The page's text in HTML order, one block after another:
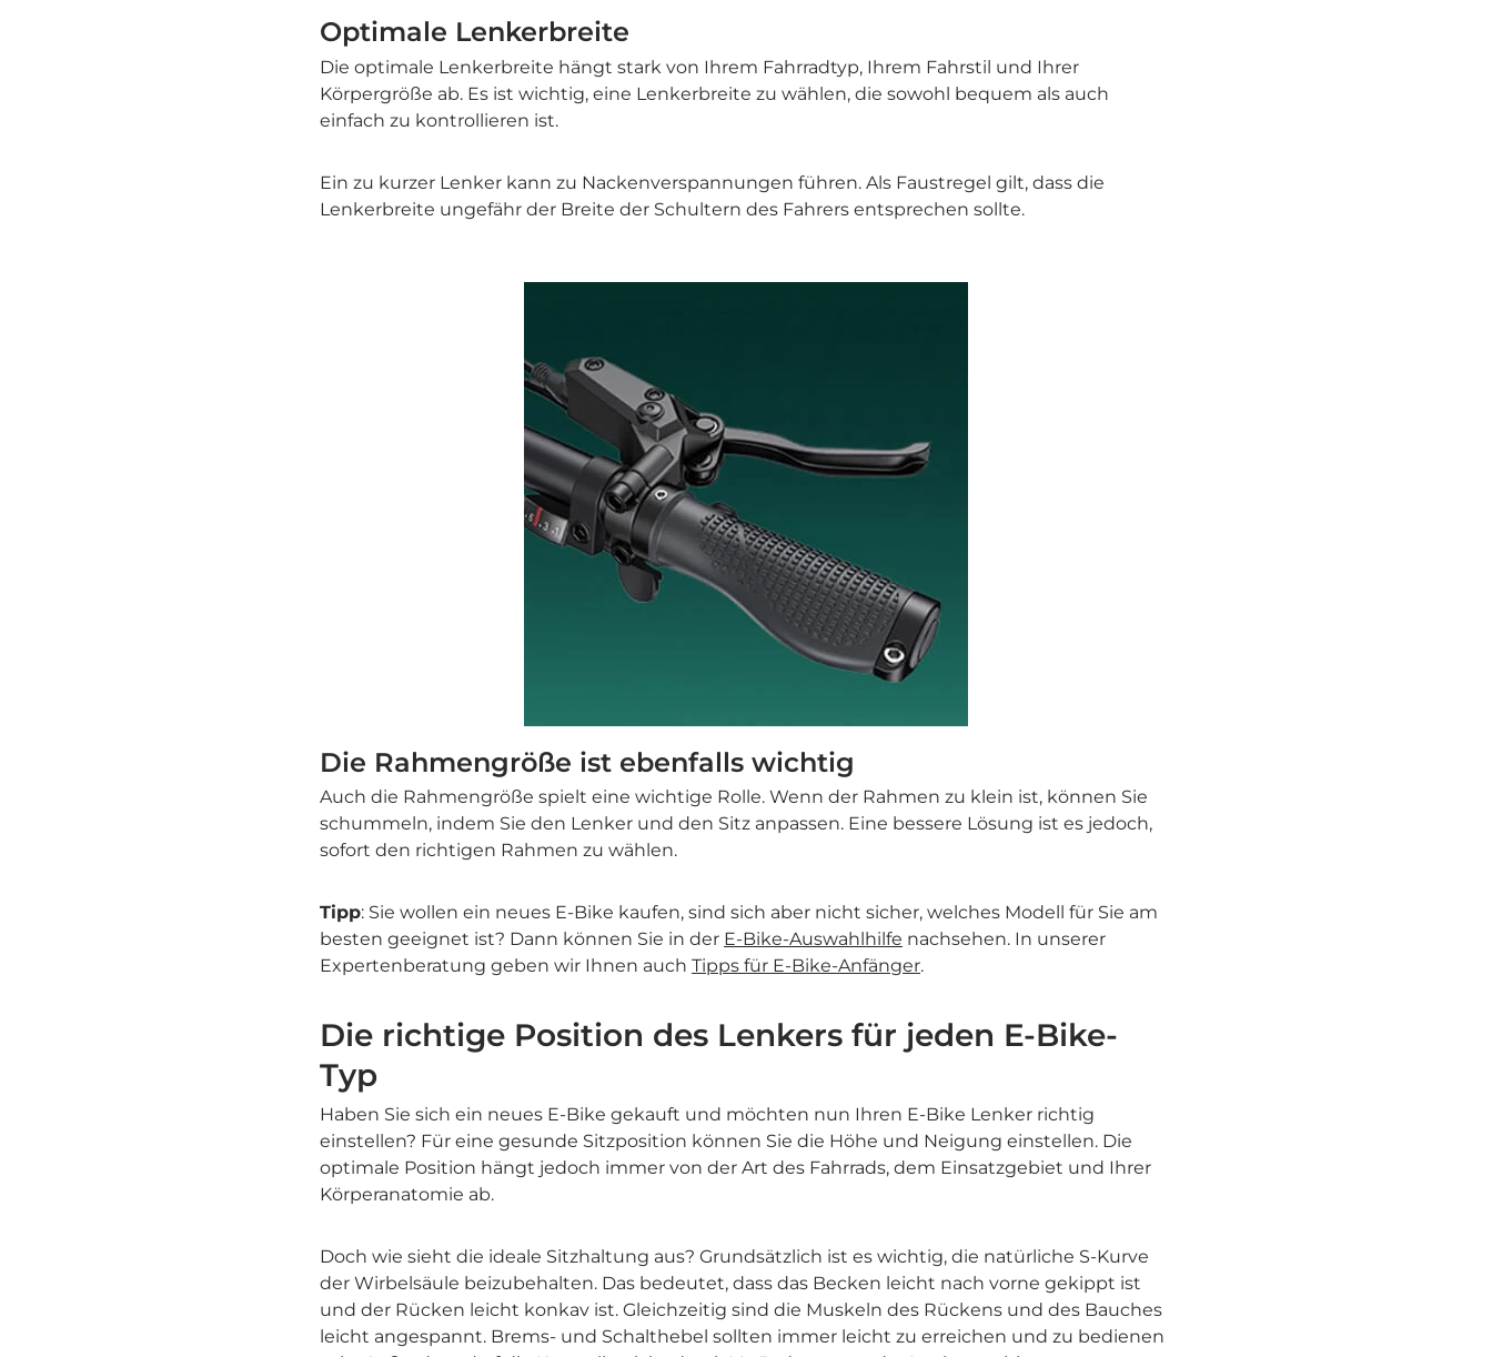
Optimale Lenkerbreite
Die optimale Lenkerbreite hängt stark von Ihrem Fahrradtyp, Ihrem Fahrstil und Ihrer
Körpergröße ab. Es ist wichtig, eine Lenkerbreite zu wählen, die sowohl bequem als auch
einfach zu kontrollieren ist.
Ein zu kurzer Lenker kann zu Nackenverspannungen führen. Als Faustregel gilt, dass die
Lenkerbreite ungefähr der Breite der Schultern des Fahrers entsprechen sollte.
Die Rahmengröße ist ebenfalls wichtig
Auch die Rahmengröße spielt eine wichtige Rolle. Wenn der Rahmen zu klein ist, können Sie
schummeln, indem Sie den Lenker und den Sitz anpassen. Eine bessere Lösung ist es jedoch,
sofort den richtigen Rahmen zu wählen.
Tipp: Sie wollen ein neues E-Bike kaufen, sind sich aber nicht sicher, welches Modell für Sie am
besten geeignet ist? Dann können Sie in der E-Bike-Auswahlhilfe nachsehen. In unserer
Expertenberatung geben wir Ihnen auch Tipps für E-Bike-Anfänger.
Die richtige Position des Lenkers für jeden E-Bike-
Typ
Haben Sie sich ein neues E-Bike gekauft und möchten nun Ihren E-Bike Lenker richtig
einstellen? Für eine gesunde Sitzposition können Sie die Höhe und Neigung einstellen. Die
optimale Position hängt jedoch immer von der Art des Fahrrads, dem Einsatzgebiet und Ihrer
Körperanatomie ab.
Doch wie sieht die ideale Sitzhaltung aus? Grundsätzlich ist es wichtig, die natürliche S-Kurve
der Wirbelsäule beizubehalten. Das bedeutet, dass das Becken leicht nach vorne gekippt ist
und der Rücken leicht konkav ist. Gleichzeitig sind die Muskeln des Rückens und des Bauches
leicht angespannt. Brems- und Schalthebel sollten immer leicht zu erreichen und zu bedienen